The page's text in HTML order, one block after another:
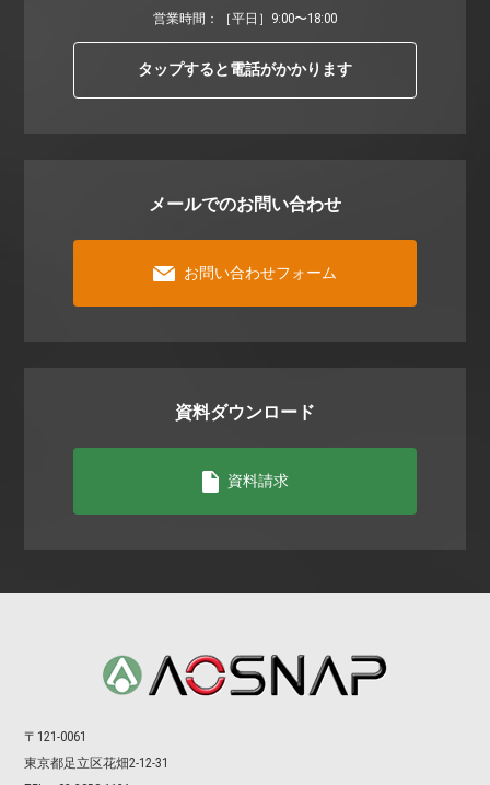
営業時間：［平⽇］9:00〜18:00
タップすると電話がかかります
メールでのお問い合わせ
お問い合わせフォーム
資料ダウンロード
資料請求
〒121-0061
東京都⾜⽴区花畑2-12-31